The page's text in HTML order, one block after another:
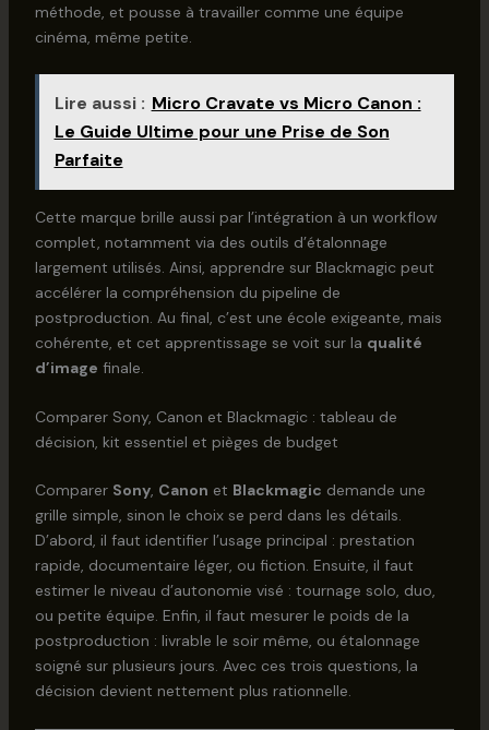
méthode, et pousse à travailler comme une équipe
cinéma, même petite.
Lire aussi : Micro Cravate vs Micro Canon :
Le Guide Ultime pour une Prise de Son
Parfaite
Cette marque brille aussi par l’intégration à un workflow
complet, notamment via des outils d’étalonnage
largement utilisés. Ainsi, apprendre sur Blackmagic peut
accélérer la compréhension du pipeline de
postproduction. Au final, c’est une école exigeante, mais
cohérente, et cet apprentissage se voit sur la qualité
d’image finale.
Comparer Sony, Canon et Blackmagic : tableau de
décision, kit essentiel et pièges de budget
Comparer Sony, Canon et Blackmagic demande une
grille simple, sinon le choix se perd dans les détails.
D’abord, il faut identifier l’usage principal : prestation
rapide, documentaire léger, ou fiction. Ensuite, il faut
estimer le niveau d’autonomie visé : tournage solo, duo,
ou petite équipe. Enfin, il faut mesurer le poids de la
postproduction : livrable le soir même, ou étalonnage
soigné sur plusieurs jours. Avec ces trois questions, la
décision devient nettement plus rationnelle.